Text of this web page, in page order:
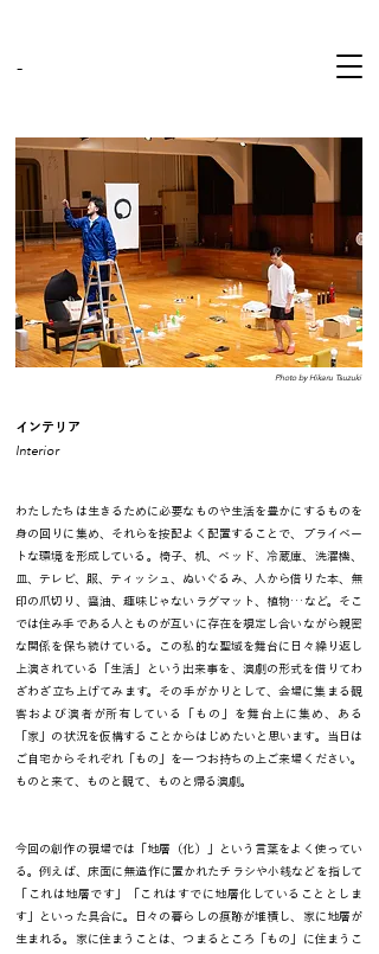
-
Photo by Hikaru Tsuzuki
インテリア
Interior
わたしたちは生きるために必要なものや生活を豊かにするものを
身の回りに集め、それらを按配よく配置することで、プライベー
トな環境を形成している。椅子、机、ベッド、冷蔵庫、洗濯機、
皿、テレビ、服、ティッシュ、ぬいぐるみ、人から借りた本、無
印の爪切り、醤油、趣味じゃないラグマット、植物…など。そこ
では住み手である人とものが互いに存在を規定し合いながら親密
な関係を保ち続けている。この私的な聖域を舞台に日々繰り返し
上演されている「生活」という出来事を、演劇の形式を借りてわ
ざわざ立ち上げてみます。その手がかりとして、会場に集まる観
客および演者が所有している「もの」を舞台上に集め、ある
「家」の状況を仮構することからはじめたいと思います。当日は
ご自宅からそれぞれ「もの」を一つお持ちの上ご来場ください。
ものと来て、ものと観て、ものと帰る演劇。
今回の創作の現場では「地層（化）」という言葉をよく使ってい
る。例えば、床面に無造作に置かれたチラシや小銭などを指して
「これは地層です」「これはすでに地層化していることとしま
す」といった具合に。日々の暮らしの痕跡が堆積し、家に地層が
生まれる。家に住まうことは、つまるところ「もの」に住まうこ